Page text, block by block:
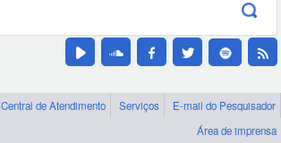
Central de Atendimento Serviços
E-mail do Pesquisador
Área de imprensa